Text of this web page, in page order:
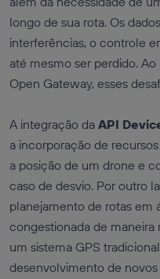
longo de sua rota. Os
interferências, o controle
até mesmo ser perdido.
Open Gateway, esses
A integração da API
a incorporação de
a posição de um drone e
caso de desvio. Por outro
planejamento de rotas em
congestionada de
um sistema GPS
desenvolvimento de